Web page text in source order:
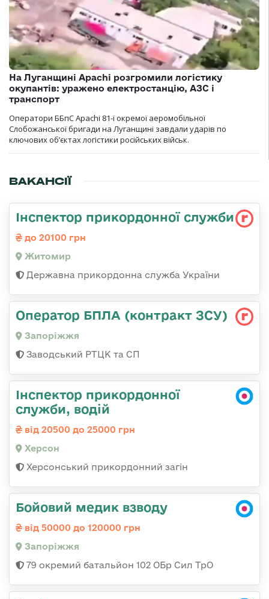
На Луганщині Apachi розгромили логістику
окупантів: уражено електростанцію, АЗС і
транспорт
Оператори ББпС Apachi 81-ї окремої аеромобільної
Слобожанської бригади на Луганщині завдали ударів по
ключових об’єктах логістики російських військ.
ВАКАНСІЇ
Інспектор прикордонної служби
до 20100 грн
Житомир
Державна прикордонна служба України
Оператор БПЛА (контракт ЗСУ)
Запоріжжя
Заводський РТЦК та СП
Інспектор прикордонної
служби, водій
від 20500 до 25000 грн
Херсон
Херсонський прикордонний загін
Бойовий медик взводу
від 50000 до 120000 грн
Запоріжжя
79 окремий батальйон 102 ОБр Сил ТрО